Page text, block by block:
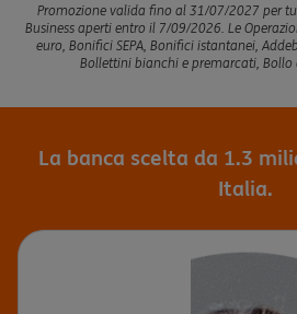
Promozione valida fino al 31/07/2027 per
Business aperti entro il 7/09/2026. Le
euro, Bonifici SEPA, Bonifici istantanei,
Bollettini bianchi e premarcati, Bollo
La banca scelta da 1.3
Italia.